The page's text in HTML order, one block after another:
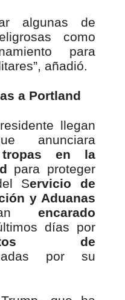
algunas de
como
para
añadió.
a Portland
llegan
anunciara
tropas en la
para proteger
Servicio de
y Aduanas
encarado
días por
de
por su